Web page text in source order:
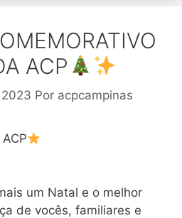
ACP
Por acpcampinas
um Natal e o melhor
de vocês, familiares e